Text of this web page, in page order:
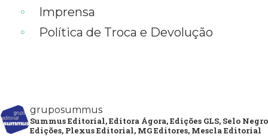
Imprensa
Política de Troca e Devolução
gruposummus
Summus Editorial, Editora Ágora, Edições GLS, Selo Negro
Edições, Plexus Editorial, MG Editores, Mescla Editorial